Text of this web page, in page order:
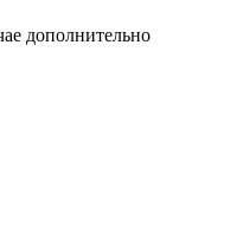
дополнительно